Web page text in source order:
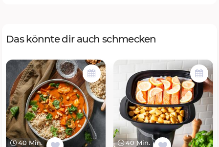
Das könnte dir auch schmecken
40 Min. 40 Min.